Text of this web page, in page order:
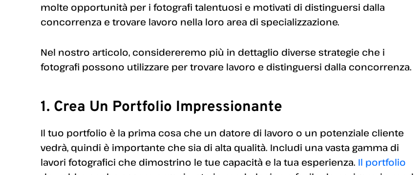
molte opportunità per i fotografi talentuosi e motivati di distinguersi dalla
concorrenza e trovare lavoro nella loro area di specializzazione.
Nel nostro articolo, considereremo più in dettaglio diverse strategie che i
fotografi possono utilizzare per trovare lavoro e distinguersi dalla concorrenza.
1. Crea Un Portfolio Impressionante
Il tuo portfolio è la prima cosa che un datore di lavoro o un potenziale cliente
vedrà, quindi è importante che sia di alta qualità. Includi una vasta gamma di
lavori fotografici che dimostrino le tue capacità e la tua esperienza. Il portfolio